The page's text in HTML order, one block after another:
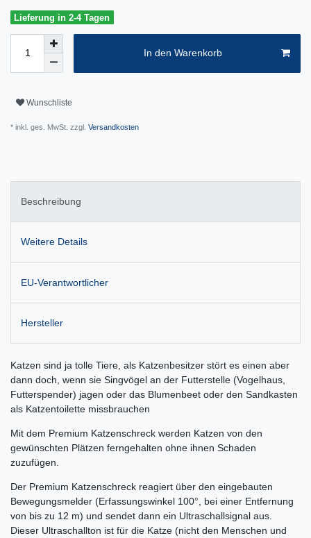
Lieferung in 2-4 Tagen
In den Warenkorb
Wunschliste
* inkl. ges. MwSt. zzgl. Versandkosten
Beschreibung
Weitere Details
EU-Verantwortlicher
Hersteller
Katzen sind ja tolle Tiere, als Katzenbesitzer stört es einen aber
dann doch, wenn sie Singvögel an der Futterstelle (Vogelhaus,
Futterspender) jagen oder das Blumenbeet oder den Sandkasten
als Katzentoilette missbrauchen
Mit dem Premium Katzenschreck werden Katzen von den
gewünschten Plätzen ferngehalten ohne ihnen Schaden
zuzufügen.
Der Premium Katzenschreck reagiert über den eingebauten
Bewegungsmelder (Erfassungswinkel 100°, bei einer Entfernung
von bis zu 12 m) und sendet dann ein Ultraschallsignal aus.
Dieser Ultraschallton ist für die Katze (nicht den Menschen und